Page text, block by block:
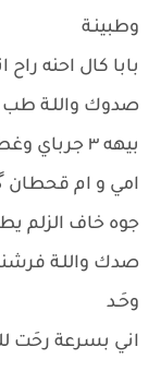
وطبينـة
بابا كال احنه
صدوك واللـة طب
بيهه ٣ جرباي وغطيات هوايـة
امي و ام قحطان
جوه خاف الزلم
صدك واللـة
وحَـد
اني بسرعة رحَت